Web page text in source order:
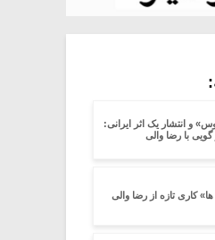
و انتشار یک اثر ایرانی:
با رضا والی
ها» کاری تازه از رضا والی